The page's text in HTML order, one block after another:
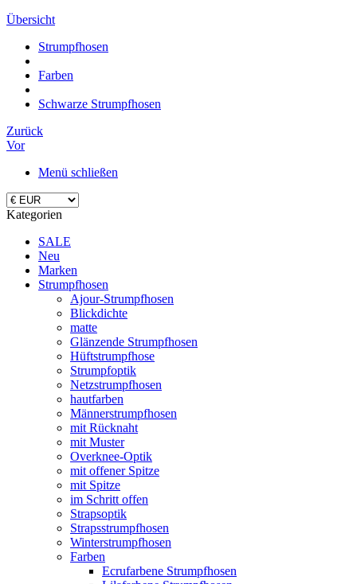
Übersicht
Strumpfhosen
Farben
Schwarze Strumpfhosen
Zurück
Vor
Menü schließen
Kategorien
SALE
Neu
Marken
Strumpfhosen
Ajour-Strumpfhosen
Blickdichte
matte
Glänzende Strumpfhosen
Hüftstrumpfhose
Strumpfoptik
Netzstrumpfhosen
hautfarben
Männerstrumpfhosen
mit Rücknaht
mit Muster
Overknee-Optik
mit offener Spitze
mit Spitze
im Schritt offen
Strapsoptik
Strapsstrumpfhosen
Winterstrumpfhosen
Farben
Ecrufarbene Strumpfhosen